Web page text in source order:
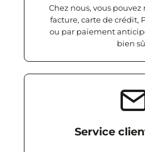
Chez nous, vous
facture, carte de crédit,
ou par paiement
bien
Service